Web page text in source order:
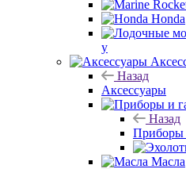
Honda
у
Назад
Аксессуары
Назад
Приборы
Масла